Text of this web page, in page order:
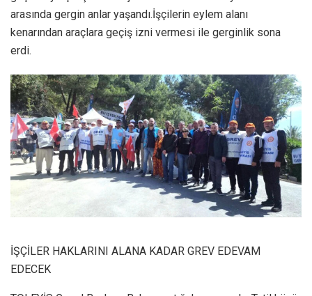
arasında gergin anlar yaşandı.İşçilerin eylem alanı
kenarından araçlara geçiş izni vermesi ile gerginlik sona
erdi.
İŞÇİLER HAKLARINI ALANA KADAR GREV EDEVAM
EDECEK